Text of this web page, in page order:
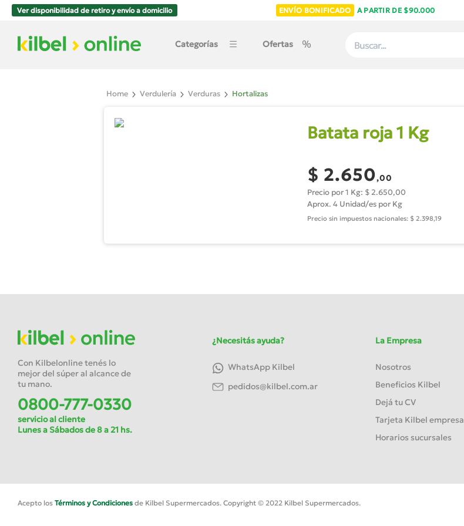
Ver disponibilidad de retiro y envío a domicilio ENVÍO BONIFICADO A PARTIR DE $90.000
Categorías Ofertas
Home Verdulería Verduras Hortalizas
Batata roja 1 Kg
$ 2.650,00
Precio por 1 Kg: $ 2.650,00
Aprox. 4 Unidad/es por Kg
Precio sin impuestos nacionales: $ 2.398,19
Con Kilbelonline tenés lo
mejor del súper al alcance de
tu mano.
0800-777-0330
servicio al cliente
Lunes a Sábados de 8 a 21 hs.
¿Necesitás ayuda?
WhatsApp Kilbel
pedidos@kilbel.com.ar
La Empresa
Nosotros
Beneficios Kilbel
Dejá tu CV
Tarjeta Kilbel empresa
Horarios sucursales
Acepto los Términos y Condiciones de Kilbel Supermercados. Copyright © 2022 Kilbel Supermercados.